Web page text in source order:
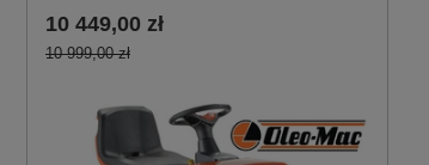
10 449,00 zł
10 999,00 zł